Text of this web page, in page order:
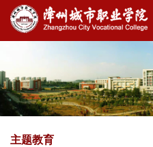
主题教育